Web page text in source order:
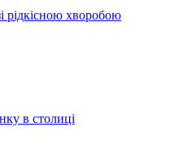
рідкісною хворобою
в столиці